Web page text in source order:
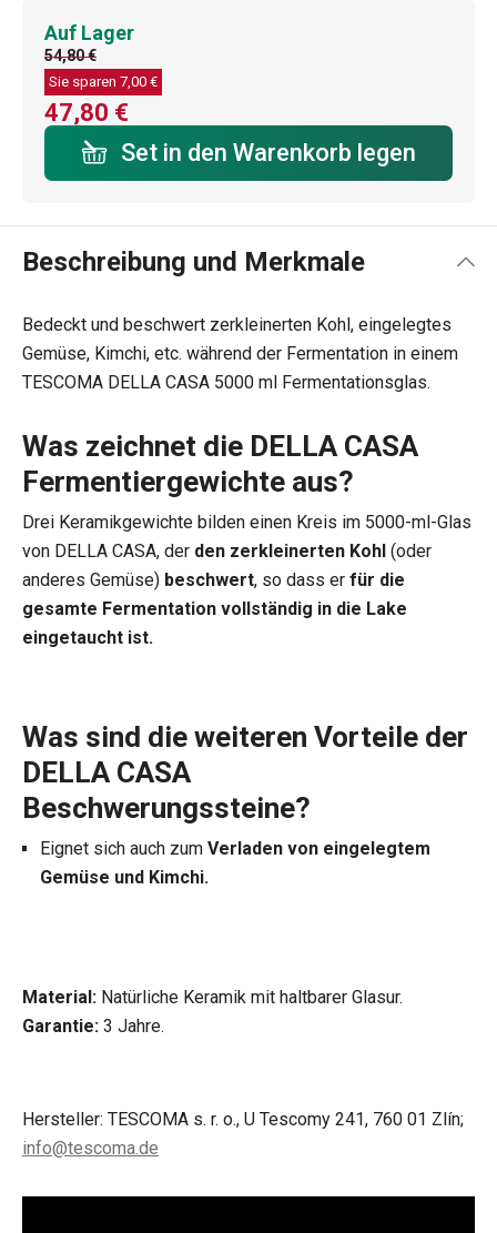
Auf Lager
54,80 €
Sie sparen 7,00 €
47,80 €
Set in den Warenkorb legen
Beschreibung und Merkmale
Bedeckt und beschwert zerkleinerten Kohl, eingelegtes
Gemüse, Kimchi, etc. während der Fermentation in einem
TESCOMA DELLA CASA 5000 ml Fermentationsglas.
Was zeichnet die DELLA CASA
Fermentiergewichte aus?
Drei Keramikgewichte bilden einen Kreis im 5000-ml-Glas
von DELLA CASA, der den zerkleinerten Kohl (oder
anderes Gemüse) beschwert, so dass er für die
gesamte Fermentation vollständig in die Lake
eingetaucht ist.
Was sind die weiteren Vorteile der
DELLA CASA
Beschwerungssteine?
Eignet sich auch zum Verladen von eingelegtem
Gemüse und Kimchi.
Material: Natürliche Keramik mit haltbarer Glasur.
Garantie: 3 Jahre.
Hersteller: TESCOMA s. r. o., U Tescomy 241, 760 01 Zlín;
info@tescoma.de